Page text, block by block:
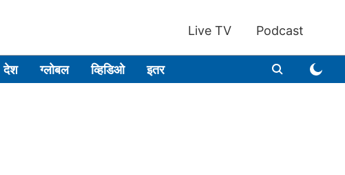
Live TV Podcast
देश ग्लोबल व्हिडिओ इतर